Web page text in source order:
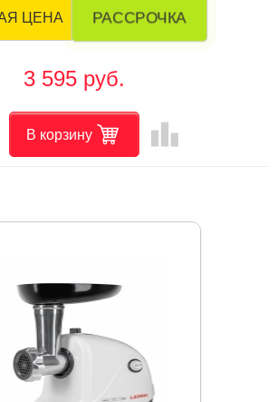
ЦЕНА РАССРОЧКА
3 595 руб.
В корзину leaderboard